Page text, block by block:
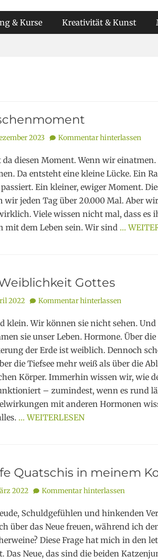
& Kurse Kreativität & Kunst
2023 Kommentar hinterlassen
da diesen Moment. Wenn wir
Da entsteht eine kleine Lücke. Ein
Ein kleiner, ewiger Moment.
wir jeden Tag über 20.000 Mal. Aber
Viele wissen nicht mal, dass es
mit dem Leben sein. Wir sind …
Gottes
2022 Kommentar hinterlassen
klein. Wir können sie nicht sehen.
sie unser Leben. Hormone. Über
der Erde ist weiblich. Dennoch
die Tiefsee mehr weiß als über die
Körper. Immerhin wissen wir, wie
– zumindest, wenn es rund
mit anderen Hormonen
… WEITERLESEN
Quatschis in meinem
2022 Kommentar hinterlassen
Schuldgefühlen und hinkenden
über das Neue freuen, während ich
Diese Frage hat mich in den
Das Neue, das sind die beiden